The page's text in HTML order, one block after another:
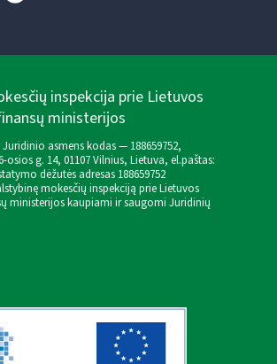
inspekcija prie Lietuvos
ministerijos
asmens kodas — 188659752,
osios g. 14, 01107 Vilnius, Lietuva, el.paštas:
dėžutės adresas 188659752
mokesčių inspekciją prie Lietuvos
ministerijos kaupiami ir saugomi Juridinių